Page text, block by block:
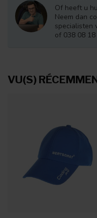
Of heeft u
Neem dan
specialisten
of 038 08
VU(S)